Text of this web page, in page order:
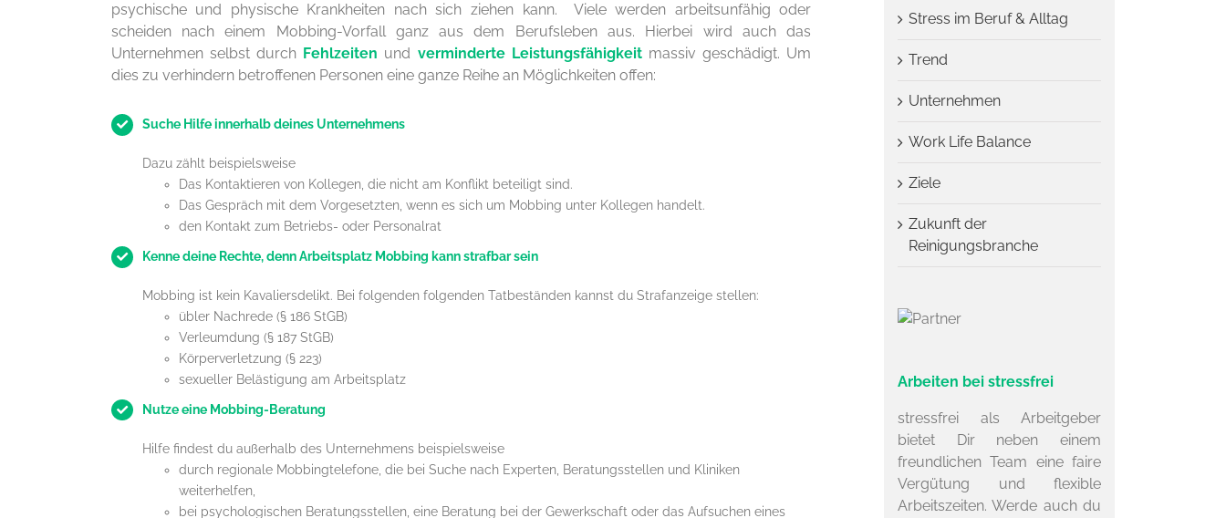
psychische und physische Krankheiten nach sich ziehen kann. Viele werden arbeitsunfähig oder
scheiden nach einem Mobbing-Vorfall ganz aus dem Berufsleben aus. Hierbei wird auch das
Unternehmen selbst durch Fehlzeiten und verminderte Leistungsfähigkeitmassiv geschädigt. Um
dies zu verhindern betroffenen Personen eine ganze Reihe an Möglichkeiten offen:
Suche Hilfe innerhalb deines Unternehmens
Dazu zählt beispielsweise
Das Kontaktieren von Kollegen, die nicht am Konflikt beteiligt sind.
Das Gespräch mit dem Vorgesetzten, wenn es sich um Mobbing unter Kollegen handelt.
den Kontakt zum Betriebs- oder Personalrat
Kenne deine Rechte, denn Arbeitsplatz Mobbing kann strafbar sein
Mobbing ist kein Kavaliersdelikt. Bei folgenden folgenden Tatbeständen kannst du Strafanzeige stellen:
übler Nachrede (§ 186 StGB)
Verleumdung (§ 187 StGB)
Körperverletzung (§ 223)
sexueller Belästigung am Arbeitsplatz
Nutze eine Mobbing-Beratung
Hilfe findest du außerhalb des Unternehmens beispielsweise
durch regionale Mobbingtelefone, die bei Suche nach Experten, Beratungsstellen und Kliniken
weiterhelfen,
bei psychologischen Beratungsstellen, eine Beratung bei der Gewerkschaft oder das Aufsuchen eines
Stress im Beruf & Alltag
Trend
Unternehmen
Work Life Balance
Ziele
Zukunft der
Reinigungsbranche
Arbeiten bei stressfrei
stressfrei als Arbeitgeber
bietet Dir neben einem
freundlichen Team eine faire
Vergütung und flexible
Arbeitszeiten. Werde auch du